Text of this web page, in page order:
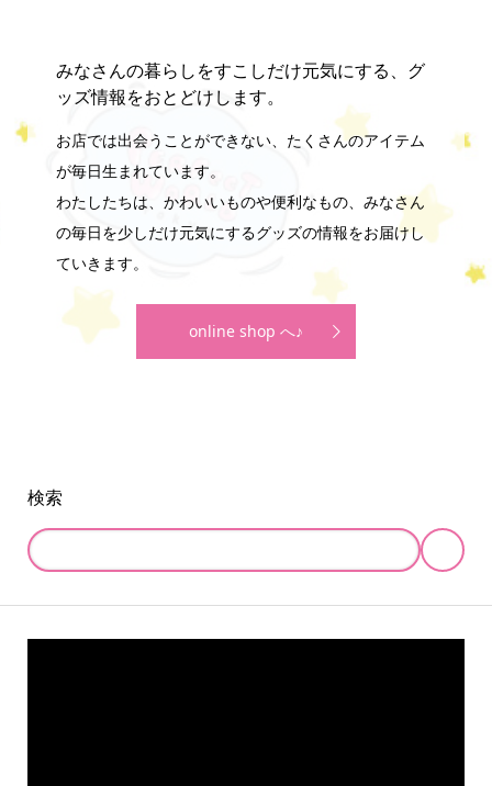
みなさんの暮らしをすこしだけ元気にする、グ
ッズ情報をおとどけします。
お店では出会うことができない、たくさんのアイテム
が毎日生まれています。
わたしたちは、かわいいものや便利なもの、みなさん
の毎日を少しだけ元気にするグッズの情報をお届けし
ていきます。
online shop へ♪
検索